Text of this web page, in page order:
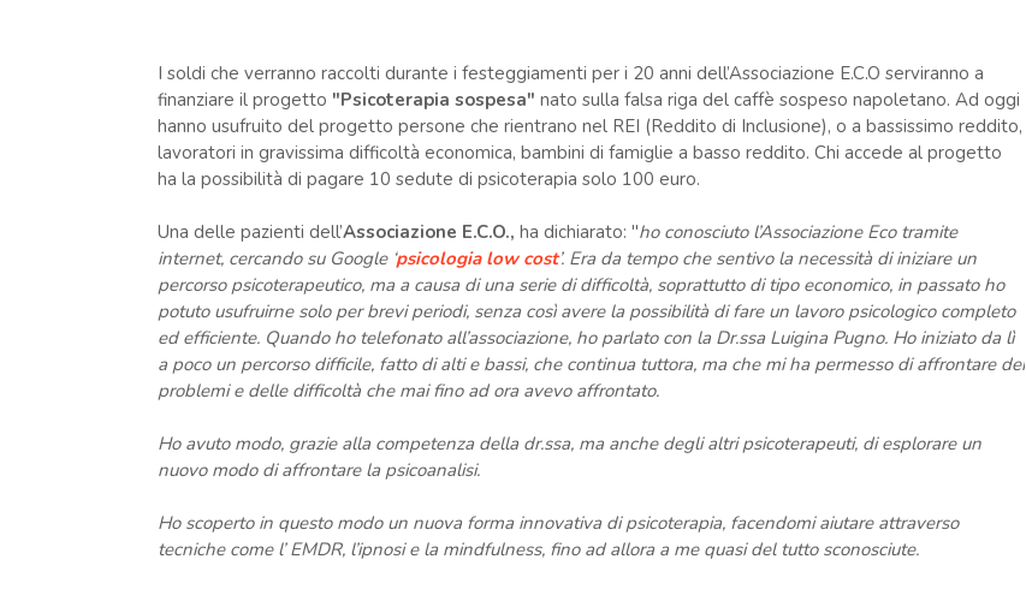
I soldi che verranno raccolti durante i festeggiamenti per i 20 anni dell’Associazione E.C.O serviranno a
finanziare il progetto "Psicoterapia sospesa" nato sulla falsa riga del caffè sospeso napoletano. Ad oggi
hanno usufruito del progetto persone che rientrano nel REI (Reddito di Inclusione), o a bassissimo reddito,
lavoratori in gravissima difficoltà economica, bambini di famiglie a basso reddito. Chi accede al progetto
ha la possibilità di pagare 10 sedute di psicoterapia solo 100 euro.
Una delle pazienti dell’Associazione E.C.O., ha dichiarato: "ho conosciuto l’Associazione Eco tramite
internet, cercando su Google ‘ psicologia low cost’. Era da tempo che sentivo la necessità di iniziare un
percorso psicoterapeutico, ma a causa di una serie di difficoltà, soprattutto di tipo economico, in passato ho
potuto usufruirne solo per brevi periodi, senza così avere la possibilità di fare un lavoro psicologico completo
ed efficiente. Quando ho telefonato all’associazione, ho parlato con la Dr.ssa Luigina Pugno. Ho iniziato da lì
a poco un percorso difficile, fatto di alti e bassi, che continua tuttora, ma che mi ha permesso di affrontare dei
problemi e delle difficoltà che mai fino ad ora avevo affrontato.
Ho avuto modo, grazie alla competenza della dr.ssa, ma anche degli altri psicoterapeuti, di esplorare un
nuovo modo di affrontare la psicoanalisi.
Ho scoperto in questo modo un nuova forma innovativa di psicoterapia, facendomi aiutare attraverso
tecniche come l’ EMDR, l’ipnosi e la mindfulness, fino ad allora a me quasi del tutto sconosciute.